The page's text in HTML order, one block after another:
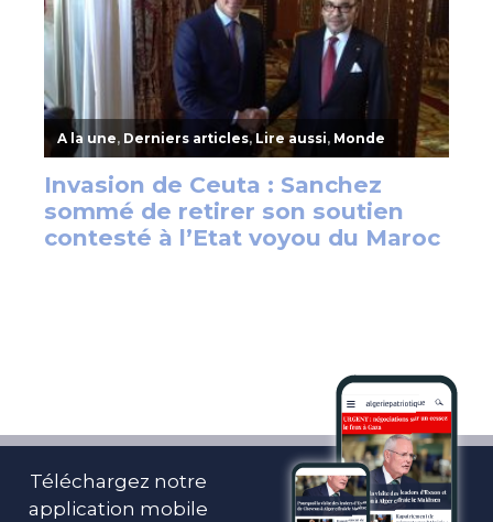
Téléchargez notre
application mobile